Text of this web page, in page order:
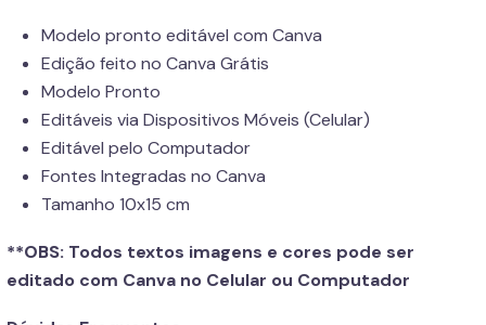
Modelo pronto editável com Canva
Edição feito no Canva Grátis
Modelo Pronto
Editáveis via Dispositivos Móveis (Celular)
Editável pelo Computador
Fontes Integradas no Canva
Tamanho 10x15 cm
**OBS: Todos textos imagens e cores pode ser
editado com Canva no Celular ou Computador